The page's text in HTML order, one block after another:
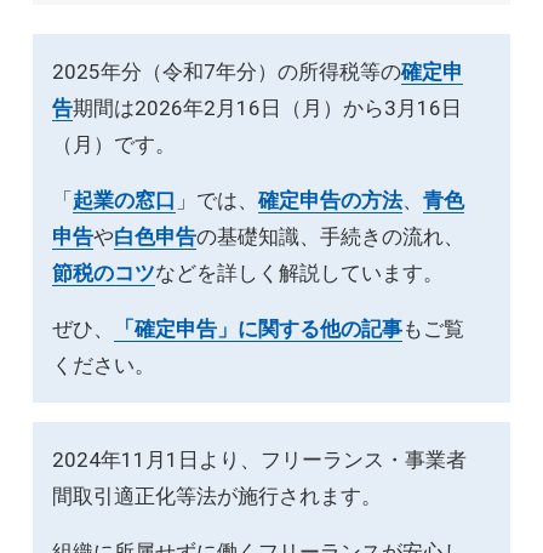
2025年分（令和7年分）の所得税等の確定申
告期間は2026年2月16日（月）から3月16日
（月）です。
「起業の窓口 」では、 確定申告の方法、 青色
申告や白色申告の基礎知識、手続きの流れ、
節税のコツなどを詳しく解説しています。
ぜひ、 「確定申告」に関する他の記事もご覧
ください。
2024年11月1日より、フリーランス・事業者
間取引適正化等法が施行されます。